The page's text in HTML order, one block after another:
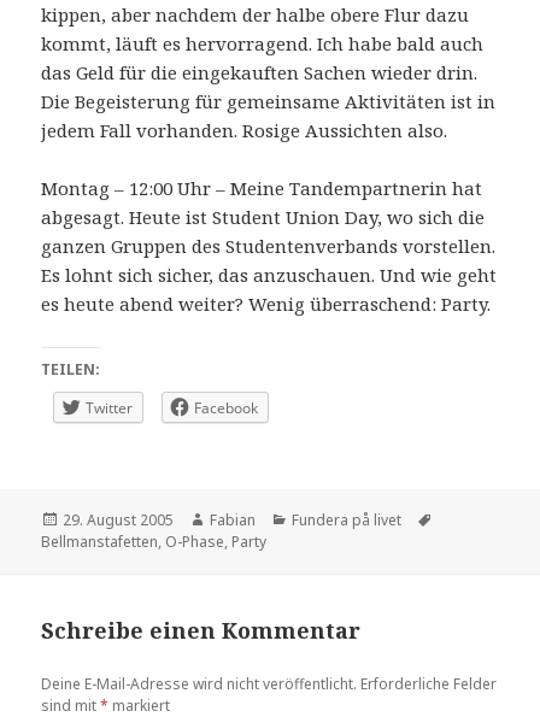
kippen, aber nachdem der halbe obere Flur dazu
kommt, läuft es hervorragend. Ich habe bald auch
das Geld für die eingekauften Sachen wieder drin.
Die Begeisterung für gemeinsame Aktivitäten ist in
jedem Fall vorhanden. Rosige Aussichten also.
Montag – 12:00 Uhr – Meine Tandempartnerin hat
abgesagt. Heute ist Student Union Day, wo sich die
ganzen Gruppen des Studentenverbands vorstellen.
Es lohnt sich sicher, das anzuschauen. Und wie geht
es heute abend weiter? Wenig überraschend: Party.
TEILEN:
Twitter
Facebook
Veröffentlicht
am
29. August 2005 Autor
Fabian Kategorien
Fundera på livet
Bellmanstafetten, O-Phase, Party
Schreibe einen Kommentar
Deine E-Mail-Adresse wird nicht veröffentlicht. Erforderliche Felder
sind mit* markiert